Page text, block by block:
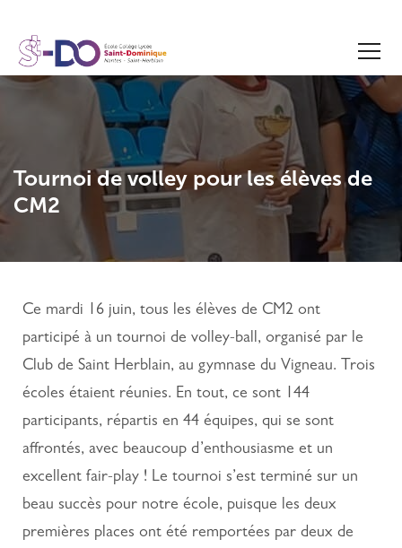
Tournoi de volley pour les élèves de
CM2
Ce mardi 16 juin, tous les élèves de CM2 ont
participé à un tournoi de volley-ball, organisé par le
Club de Saint Herblain, au gymnase du Vigneau. Trois
écoles étaient réunies. En tout, ce sont 144
participants, répartis en 44 équipes, qui se sont
affrontés, avec beaucoup d’enthousiasme et un
excellent fair-play ! Le tournoi s’est terminé sur un
beau succès pour notre école, puisque les deux
premières places ont été remportées par deux de